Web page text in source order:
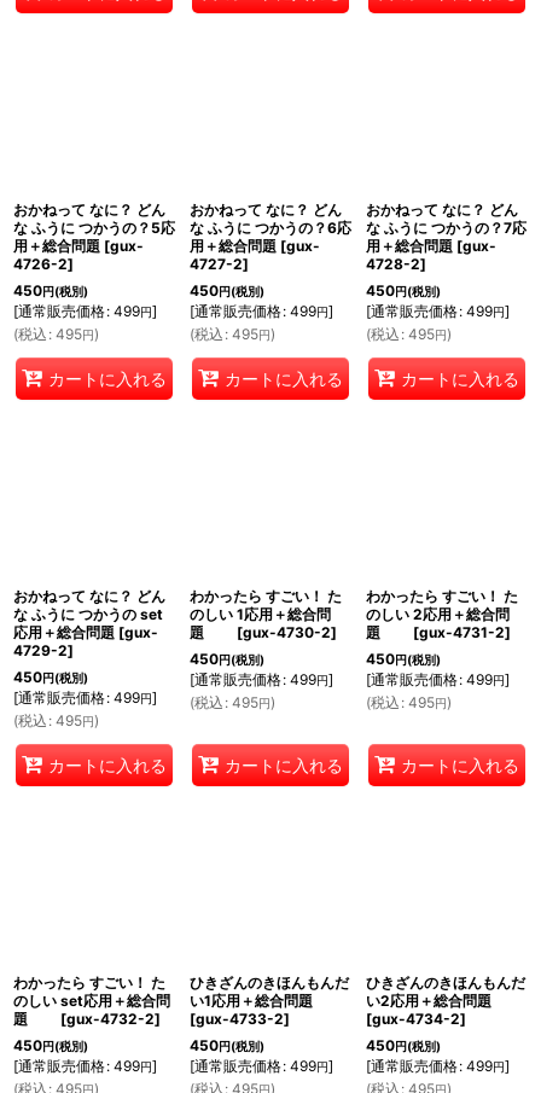
おかねって なに？ どん
な ふうに つかうの？5応
用＋総合問題 [gux-
4726-2]
450円(税別)
[通常販売価格: 499円]
(税込 : 495円)
カートに入れる
おかねって なに？ どん
な ふうに つかうの？6応
用＋総合問題 [gux-
4727-2]
450円(税別)
[通常販売価格: 499円]
(税込 : 495円)
カートに入れる
おかねって なに？ どん
な ふうに つかうの？7応
用＋総合問題 [gux-
4728-2]
450円(税別)
[通常販売価格: 499円]
(税込 : 495円)
カートに入れる
おかねって なに？ どん
な ふうに つかうの set
応用＋総合問題 [gux-
4729-2]
450円(税別)
[通常販売価格: 499円]
(税込 : 495円)
カートに入れる
わかったら すごい！ た
のしい 1応用＋総合問
題
[gux-4730-2]
450円(税別)
[通常販売価格: 499円]
(税込 : 495円)
カートに入れる
わかったら すごい！ た
のしい 2応用＋総合問
題
[gux-4731-2]
450円(税別)
[通常販売価格: 499円]
(税込 : 495円)
カートに入れる
わかったら すごい！ た
のしい set応用＋総合問
題
[gux-4732-2]
450円(税別)
[通常販売価格: 499円]
(税込 : 495円)
ひきざんのきほんもんだ
い1応用＋総合問題
[gux-4733-2]
450円(税別)
[通常販売価格: 499円]
(税込 : 495円)
ひきざんのきほんもんだ
い2応用＋総合問題
[gux-4734-2]
450円(税別)
[通常販売価格: 499円]
(税込 : 495円)